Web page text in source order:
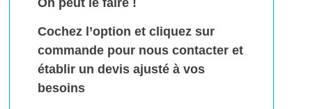
Cochez l’option et cliquez sur
commande pour nous contacter et
établir un devis ajusté à vos
besoins